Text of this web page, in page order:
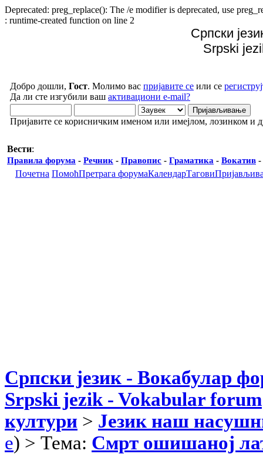
Deprecated: preg_replace(): The /e modifier is deprecated, use
: runtime-created function on line 2
Српски
Srpski
Добро дошли, Гост. Молимо вас пријавите се или се
Да ли сте изгубили ваш активациони e-mail?
Пријавите се корисничким именом или имејлом, лозинком и
Вести:
Правила форума - Речник - Правопис - Граматика - Вокатив -
Почетна ПомоћПретрага форумаКалендарТагови
Српски језик - Вокабулар
Srpski jezik - Vokabular forum
култури > Језик наш
e) > Тема: Смрт ошишаној